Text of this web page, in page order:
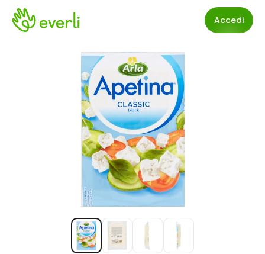
Accedi